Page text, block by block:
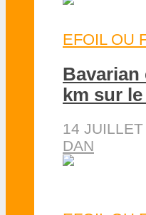
EFOIL OU
Bavarian
km sur
14
DAN